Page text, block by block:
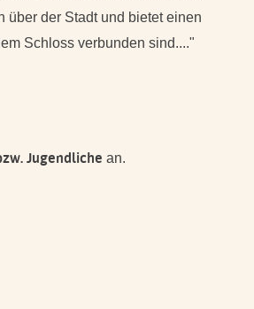
über der Stadt und bietet einen
Schloss verbunden sind...."
Jugendliche an.